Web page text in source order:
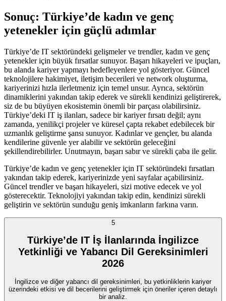
Sonuç: Türkiye’de kadın ve genç
yetenekler için güçlü adımlar
Türkiye’de IT sektöründeki gelişmeler ve trendler, kadın ve genç
yetenekler için büyük fırsatlar sunuyor. Başarı hikayeleri ve ipuçları,
bu alanda kariyer yapmayı hedefleyenlere yol gösteriyor. Güncel
teknolojilere hakimiyet, iletişim becerileri ve network oluşturma,
kariyerinizi hızla ilerletmeniz için temel unsur. Ayrıca, sektörün
dinamiklerini yakından takip ederek ve sürekli kendinizi geliştirerek,
siz de bu büyüyen ekosistemin önemli bir parçası olabilirsiniz.
Türkiye’deki IT iş ilanları, sadece bir kariyer fırsatı değil; aynı
zamanda, yenilikçi projeler ve küresel çapta rekabet edebilecek bir
uzmanlık geliştirme şansı sunuyor. Kadınlar ve gençler, bu alanda
kendilerine güvenle yer alabilir ve sektörün geleceğini
şekillendirebilirler. Unutmayın, başarı sabır ve sürekli çaba ile gelir.
Türkiye’de kadın ve genç yetenekler için IT sektöründeki fırsatları
yakından takip ederek, kariyerinizde yeni sayfalar açabilirsiniz.
Güncel trendler ve başarı hikayeleri, sizi motive edecek ve yol
gösterecektir. Teknolojiyi yakından takip edin, kendinizi sürekli
geliştirin ve sektörün sunduğu geniş imkanların farkına varın.
5
Türkiye’de IT İş İlanlarında İngilizce
Yetkinliği ve Yabancı Dil Gereksinimleri
2026
İngilizce ve diğer yabancı dil gereksinimleri, bu yetkinliklerin kariyer
üzerindeki etkisi ve dil becerilerini geliştirmek için öneriler içeren detaylı
bir analiz.